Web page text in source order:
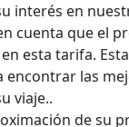
interés en
cuenta que el
esta tarifa.
encontrar las
viaje..
de su